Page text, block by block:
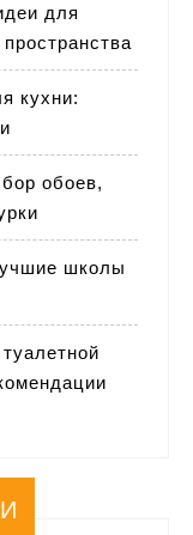
для
кухни:
обоев,
школы